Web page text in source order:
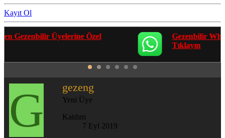
Kayıt Ol
Gezenbilir Whatsapp Grupları'na Katılmak İçin
G gezeng
Yeni Üye
Katılım
7 Eyl 2019